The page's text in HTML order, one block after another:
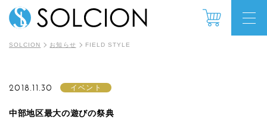
SOLCION お知らせ FIELD STYLE
中部地区最大の遊びの祭典
2018.11.30 イベント